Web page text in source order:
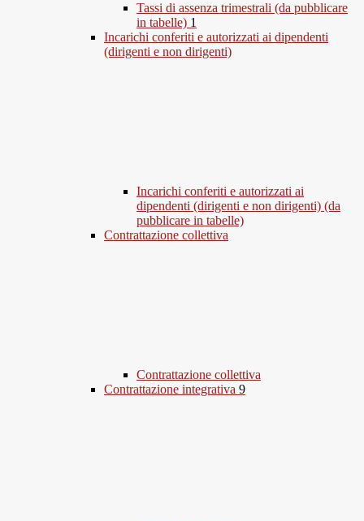
Tassi di assenza trimestrali (da pubblicare
in tabelle) 1
Incarichi conferiti e autorizzati ai dipendenti
(dirigenti e non dirigenti)
Incarichi conferiti e autorizzati ai
dipendenti (dirigenti e non dirigenti) (da
pubblicare in tabelle)
Contrattazione collettiva
Contrattazione collettiva
Contrattazione integrativa 9